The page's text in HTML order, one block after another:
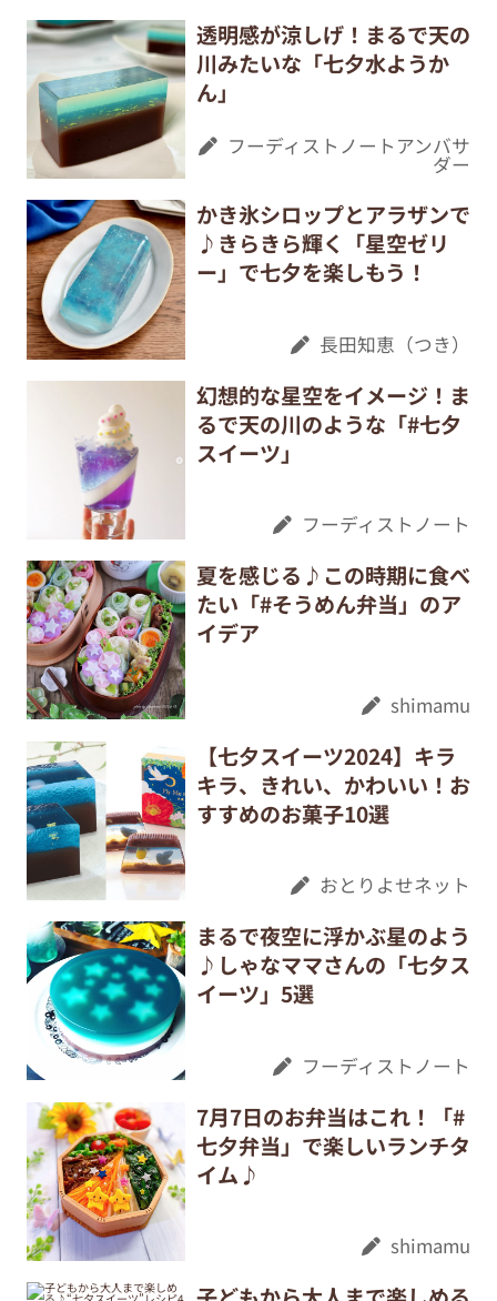
透明感が涼しげ！まるで天の
川みたいな「七夕水ようか
ん」
フーディストノートアンバサ
ダー
かき氷シロップとアラザンで
♪きらきら輝く「星空ゼリ
ー」で七夕を楽しもう！
長田知恵（つき）
幻想的な星空をイメージ！ま
るで天の川のような「#七夕
スイーツ」
フーディストノート
夏を感じる♪この時期に食べ
たい「#そうめん弁当」のア
イデア
shimamu
【七夕スイーツ2024】キラ
キラ、きれい、かわいい！お
すすめのお菓子10選
おとりよせネット
まるで夜空に浮かぶ星のよう
♪しゃなママさんの「七夕ス
イーツ」5選
フーディストノート
7月7日のお弁当はこれ！「#
七夕弁当」で楽しいランチタ
イム♪
shimamu